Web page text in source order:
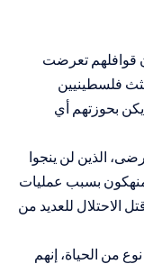
قوافلهم تعرضت
فلسطينيين
بحوزتهم أي
الذين لن ينجوا
بسبب عمليات
الاحتلال للعديد من
من الحياة، إنهم